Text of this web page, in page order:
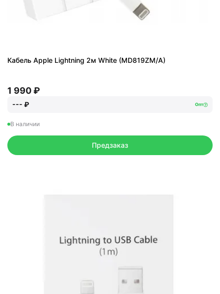
Кабель Apple Lightning 2м White (MD819ZM/A)
1 990 ₽
--- ₽ Опт
В наличии
Предзаказ